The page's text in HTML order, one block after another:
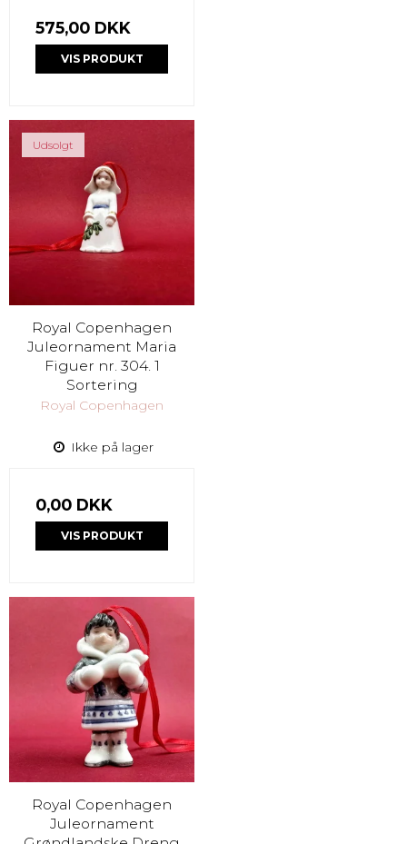
575,00 DKK
VIS PRODUKT
Udsolgt
Royal Copenhagen
Juleornament Maria
Figuer nr. 304. 1
Sortering
Royal Copenhagen
Ikke på lager
0,00 DKK
VIS PRODUKT
Royal Copenhagen
Juleornament